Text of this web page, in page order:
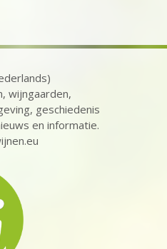
wijngaarden,
geschiedenis
en informatie.